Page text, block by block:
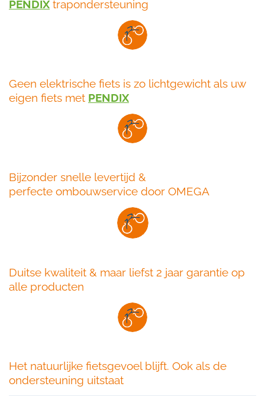
PENDIX trapondersteuning
Geen elektrische fiets is zo lichtgewicht als uw
eigen fiets met PENDIX
Bijzonder snelle levertijd &
perfecte ombouwservice door OMEGA
Duitse kwaliteit & maar liefst 2 jaar garantie op
alle producten
Het natuurlijke fietsgevoel blijft. Ook als de
ondersteuning uitstaat